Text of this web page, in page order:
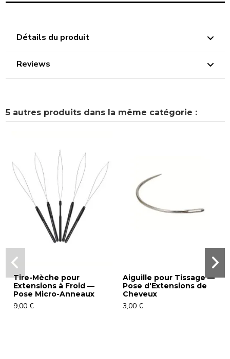
Détails du produit
Reviews
5 autres produits dans la même catégorie :
Tire-Mèche pour
Extensions à Froid —
Pose Micro-Anneaux
9,00 €
Aiguille pour Tissage —
Pose d'Extensions de
Cheveux
3,00 €